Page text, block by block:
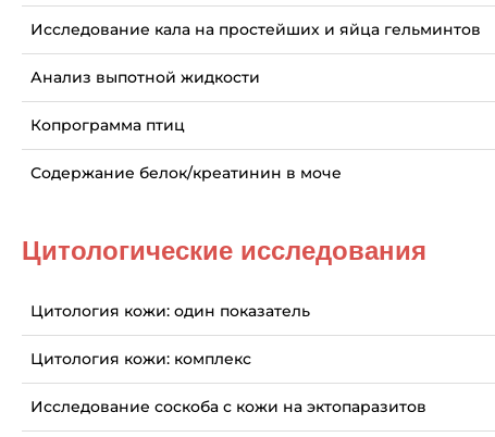
Исследование кала на простейших и яйца гельминтов
Анализ выпотной жидкости
Копрограмма птиц
Содержание белок/креатинин в моче
Цитологические исследования
Цитология кожи: один показатель
Цитология кожи: комплекс
Исследование соскоба с кожи на эктопаразитов